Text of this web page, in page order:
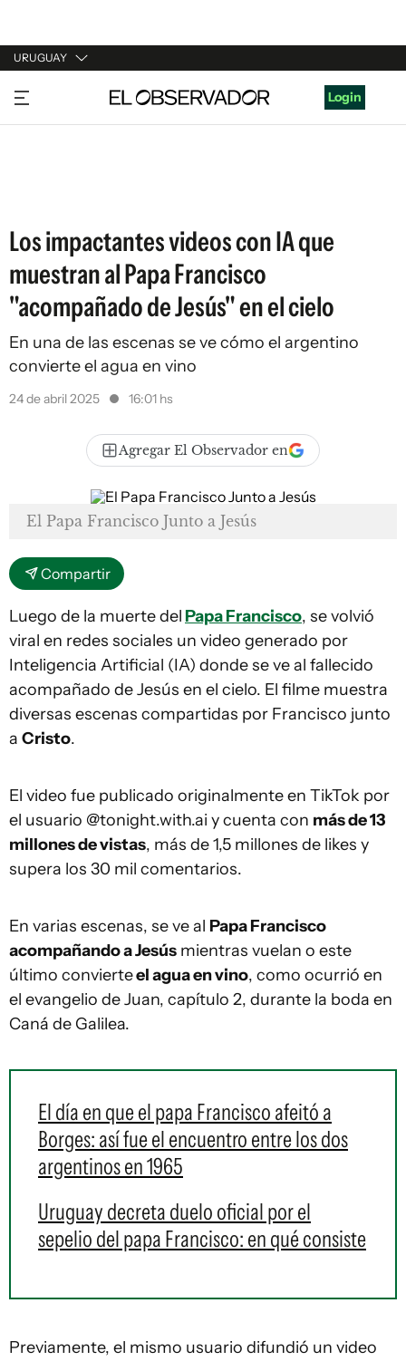
URUGUAY
URUGUAY
ARGENTINA
Login
Los impactantes videos con IA que
muestran al Papa Francisco
"acompañado de Jesús" en el cielo
En una de las escenas se ve cómo el argentino
convierte el agua en vino
24 de abril 2025 16:01 hs
Agregar El Observador en
El Papa Francisco Junto a Jesús
Compartir
Luego de la muerte delPapa Francisco, se volvió
viral en redes sociales un video generado por
Inteligencia Artificial (IA) donde se ve al fallecido
acompañado de Jesús en el cielo. El filme muestra
diversas escenas compartidas por Francisco junto
a Cristo.
El video fue publicado originalmente en TikTok por
el usuario @tonight.with.ai y cuenta con más de 13
millones de vistas, más de 1,5 millones de likes y
supera los 30 mil comentarios.
En varias escenas, se ve al Papa Francisco
acompañando a Jesús mientras vuelan o este
último convierteel agua en vino, como ocurrió en
el evangelio de Juan, capítulo 2, durante la boda en
Caná de Galilea.
El día en que el papa Francisco afeitó a
Borges: así fue el encuentro entre los dos
argentinos en 1965
Uruguay decreta duelo oficial por el
sepelio del papa Francisco: en qué consiste
Previamente, el mismo usuario difundió un video